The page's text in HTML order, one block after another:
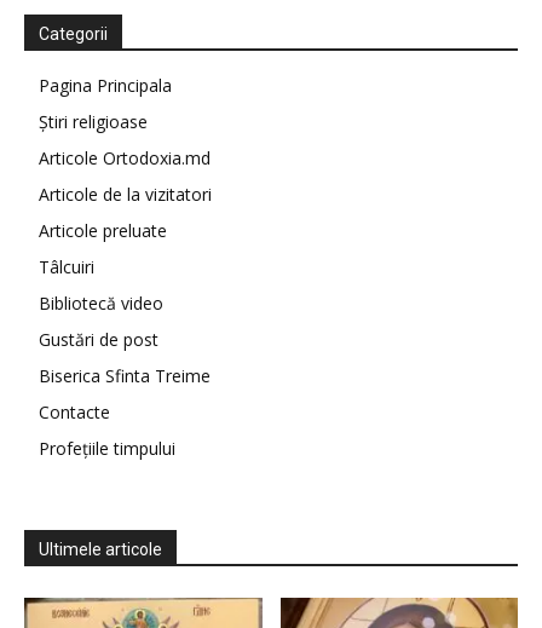
Categorii
Pagina Principala
Știri religioase
Articole Ortodoxia.md
Articole de la vizitatori
Articole preluate
Tâlcuiri
Bibliotecă video
Gustări de post
Biserica Sfinta Treime
Contacte
Profețiile timpului
Ultimele articole